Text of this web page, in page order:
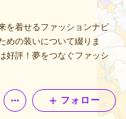
を着せるファッションナビ
めの装いについて綴りま
好評！夢をつなぐファッシ
フォロー